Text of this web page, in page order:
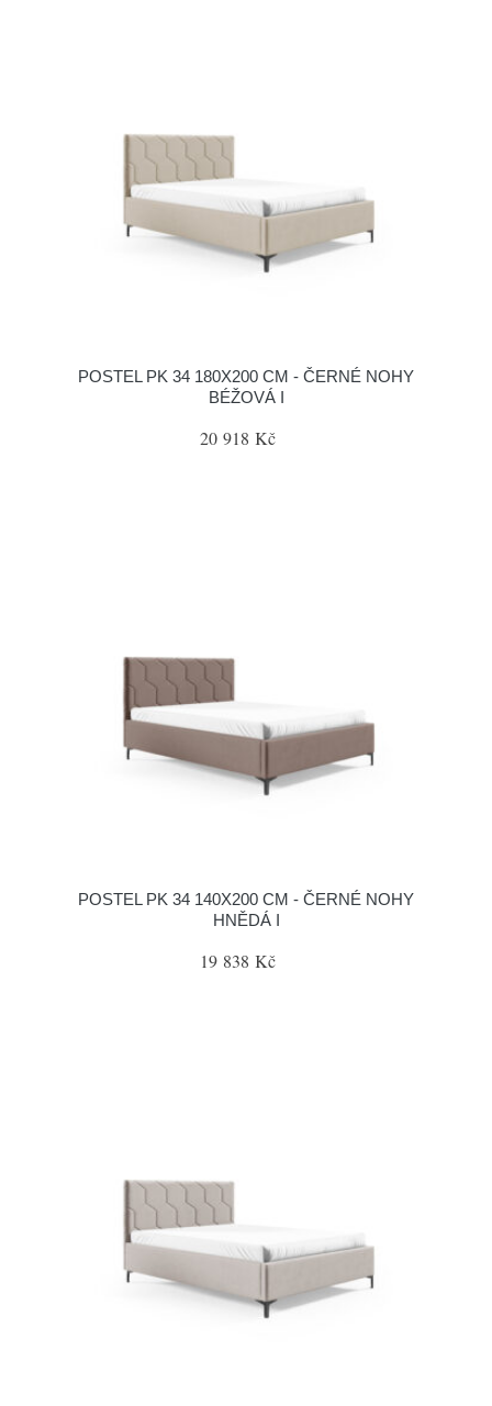
POSTEL PK 34 180X200 CM - ČERNÉ NOHY
BÉŽOVÁ I
20 918 Kč
POSTEL PK 34 140X200 CM - ČERNÉ NOHY
HNĚDÁ I
19 838 Kč